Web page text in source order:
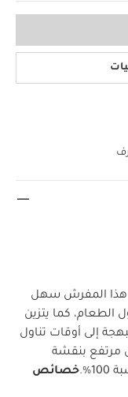
هذا المفرش سهل
الطعام، كما يتزين
إلى أوقات تناول
مرتفع بنقشة
خصائص